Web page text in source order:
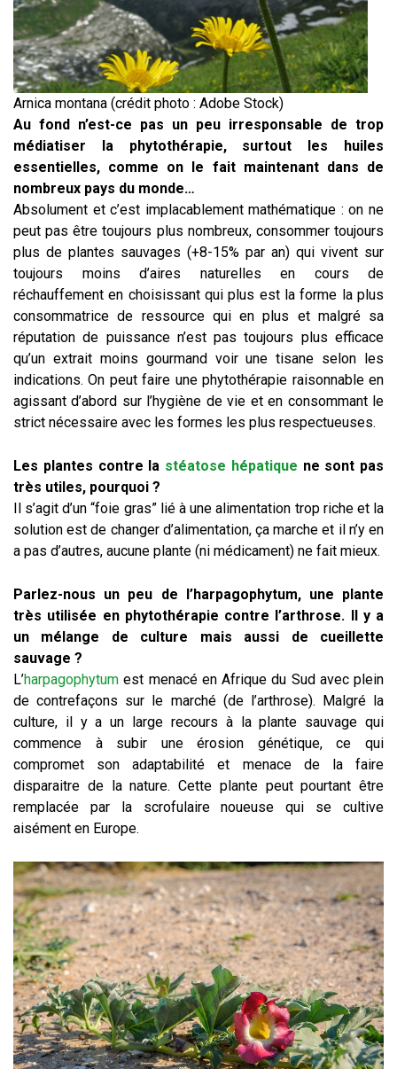
Arnica montana (crédit photo : Adobe Stock)
Au fond n’est-ce pas un peu irresponsable de trop
médiatiser la phytothérapie, surtout les huiles
essentielles, comme on le fait maintenant dans de
nombreux pays du monde…
Absolument et c’est implacablement mathématique : on ne
peut pas être toujours plus nombreux, consommer toujours
plus de plantes sauvages (+8-15% par an) qui vivent sur
toujours moins d’aires naturelles en cours de
réchauffement en choisissant qui plus est la forme la plus
consommatrice de ressource qui en plus et malgré sa
réputation de puissance n’est pas toujours plus efficace
qu’un extrait moins gourmand voir une tisane selon les
indications. On peut faire une phytothérapie raisonnable en
agissant d’abord sur l’hygiène de vie et en consommant le
strict nécessaire avec les formes les plus respectueuses.
Les plantes contre la stéatose hépatique ne sont pas
très utiles, pourquoi ?
Il s’agit d’un “foie gras” lié à une alimentation trop riche et la
solution est de changer d’alimentation, ça marche et il n’y en
a pas d’autres, aucune plante (ni médicament) ne fait mieux.
Parlez-nous un peu de l’harpagophytum, une plante
très utilisée en phytothérapie contre l’arthrose. Il y a
un mélange de culture mais aussi de cueillette
sauvage ?
L’harpagophytum est menacé en Afrique du Sud avec plein
de contrefaçons sur le marché (de l’arthrose). Malgré la
culture, il y a un large recours à la plante sauvage qui
commence à subir une érosion génétique, ce qui
compromet son adaptabilité et menace de la faire
disparaitre de la nature. Cette plante peut pourtant être
remplacée par la scrofulaire noueuse qui se cultive
aisément en Europe.